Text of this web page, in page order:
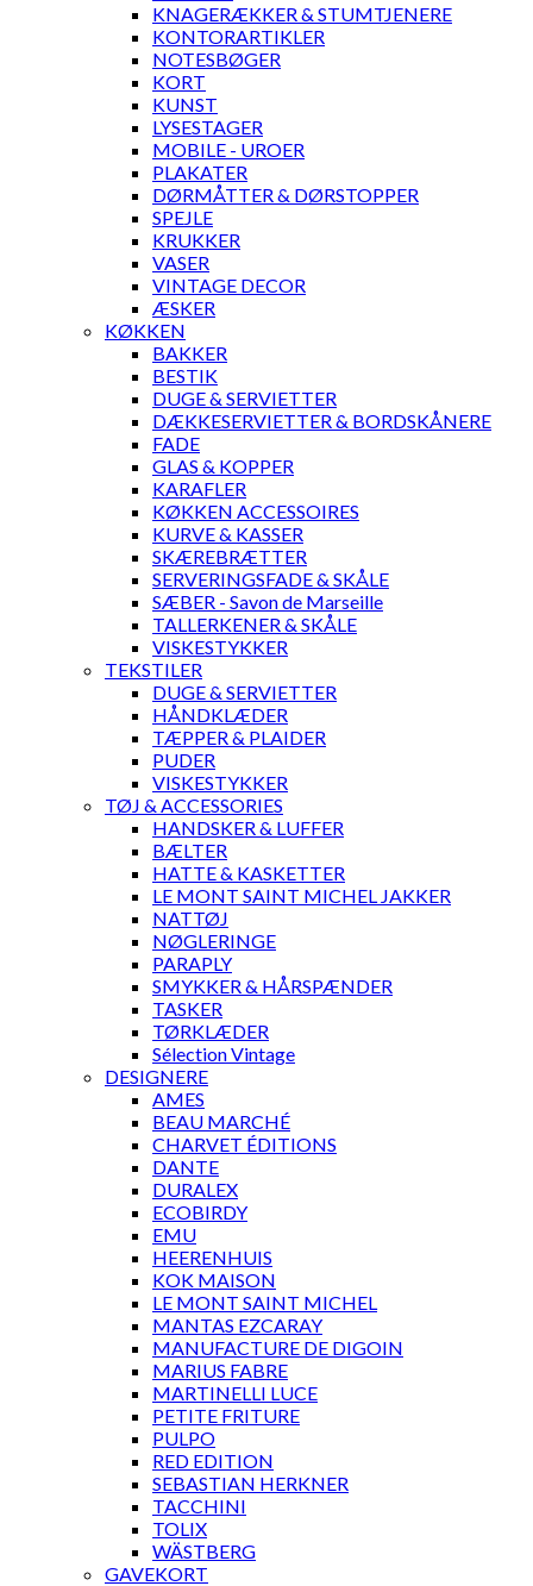
KNAGERÆKKER & STUMTJENERE
KONTORARTIKLER
NOTESBØGER
KORT
KUNST
LYSESTAGER
MOBILE - UROER
PLAKATER
DØRMÅTTER & DØRSTOPPER
SPEJLE
KRUKKER
VASER
VINTAGE DECOR
ÆSKER
KØKKEN
BAKKER
BESTIK
DUGE & SERVIETTER
DÆKKESERVIETTER & BORDSKÅNERE
FADE
GLAS & KOPPER
KARAFLER
KØKKEN ACCESSOIRES
KURVE & KASSER
SKÆREBRÆTTER
SERVERINGSFADE & SKÅLE
SÆBER - Savon de Marseille
TALLERKENER & SKÅLE
VISKESTYKKER
TEKSTILER
DUGE & SERVIETTER
HÅNDKLÆDER
TÆPPER & PLAIDER
PUDER
VISKESTYKKER
TØJ & ACCESSORIES
HANDSKER & LUFFER
BÆLTER
HATTE & KASKETTER
LE MONT SAINT MICHEL JAKKER
NATTØJ
NØGLERINGE
PARAPLY
SMYKKER & HÅRSPÆNDER
TASKER
TØRKLÆDER
Sélection Vintage
DESIGNERE
AMES
BEAU MARCHÉ
CHARVET ÉDITIONS
DANTE
DURALEX
ECOBIRDY
EMU
HEERENHUIS
KOK MAISON
LE MONT SAINT MICHEL
MANTAS EZCARAY
MANUFACTURE DE DIGOIN
MARIUS FABRE
MARTINELLI LUCE
PETITE FRITURE
PULPO
RED EDITION
SEBASTIAN HERKNER
TACCHINI
TOLIX
WÄSTBERG
GAVEKORT